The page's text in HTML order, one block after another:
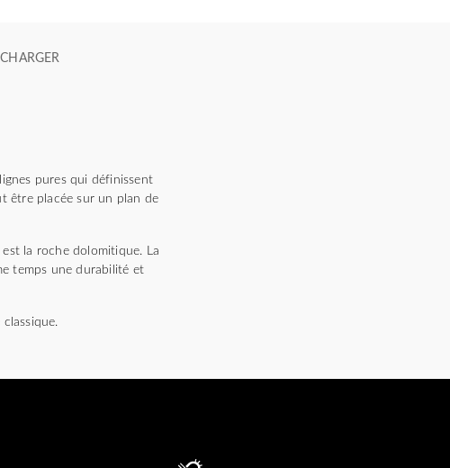
pures qui définissent
être placée sur un plan de
la roche dolomitique. La
temps une durabilité et